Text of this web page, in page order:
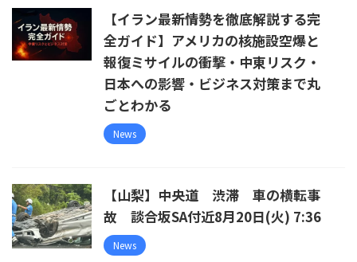
【イラン最新情勢を徹底解説する完
全ガイド】アメリカの核施設空爆と
報復ミサイルの衝撃・中東リスク・
日本への影響・ビジネス対策まで丸
ごとわかる
News
【山梨】中央道 渋滞 車の横転事
故 談合坂SA付近8月20日(火) 7:36
News